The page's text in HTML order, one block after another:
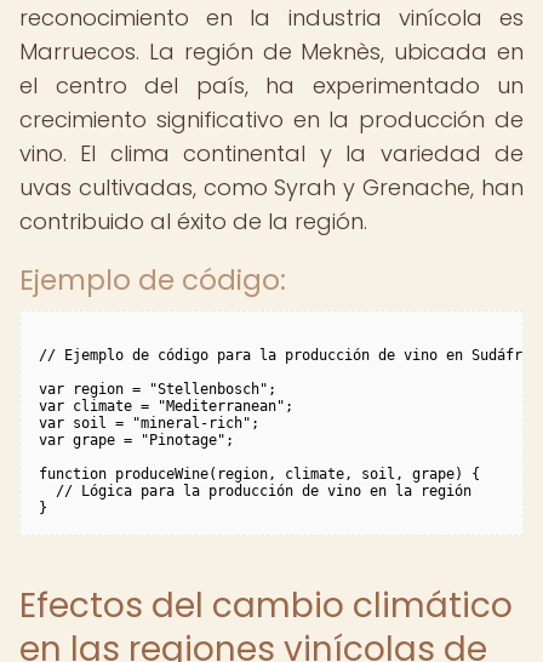
reconocimiento en la industria vinícola es
Marruecos. La región de Meknès, ubicada en
el centro del país, ha experimentado un
crecimiento significativo en la producción de
vino. El clima continental y la variedad de
uvas cultivadas, como Syrah y Grenache, han
contribuido al éxito de la región.
Ejemplo de código:
// Ejemplo de código para la producción de vino en
var region = "Stellenbosch";
var climate = "Mediterranean";
var soil = "mineral-rich";
var grape = "Pinotage";
function produceWine(region, climate, soil, grape) {
  // Lógica para la producción de vino en la región
Efectos del cambio climático
en las regiones vinícolas de